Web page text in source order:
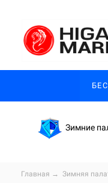
Зимние
Главная → Зимняя